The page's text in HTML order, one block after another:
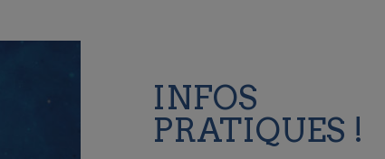
INFOS
PRATIQUES !